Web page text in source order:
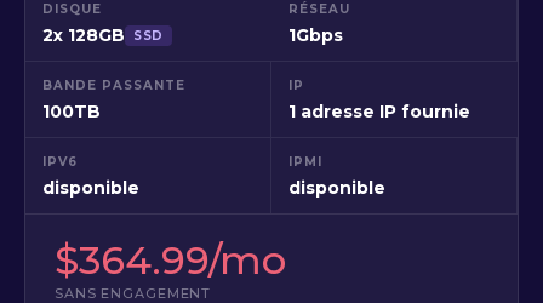
DISQUE
2x 128GB SSD
RÉSEAU
1Gbps
BANDE PASSANTE
100TB
IP
1 adresse IP fournie
IPV6
disponible
IPMI
disponible
$364.99/mo
SANS ENGAGEMENT